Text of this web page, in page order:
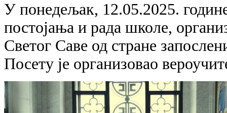
У понедељак, 12.05.2025.
постојања и рада школе,
Светог Саве од стране
Посету је организовао